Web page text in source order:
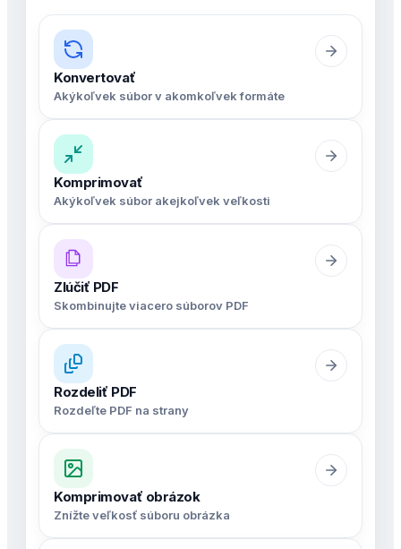
Konvertovať
Akýkoľvek súbor v akomkoľvek formáte
Komprimovať
Akýkoľvek súbor akejkoľvek veľkosti
Zlúčiť PDF
Skombinujte viacero súborov PDF
Rozdeliť PDF
Rozdeľte PDF na strany
Komprimovať obrázok
Znížte veľkosť súboru obrázka